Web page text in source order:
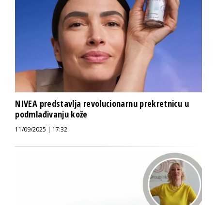
NIVEA predstavlja revolucionarnu prekretnicu u
podmlađivanju kože
11/09/2025 | 17:32